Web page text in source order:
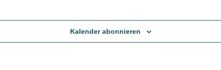
Kalender abonnieren